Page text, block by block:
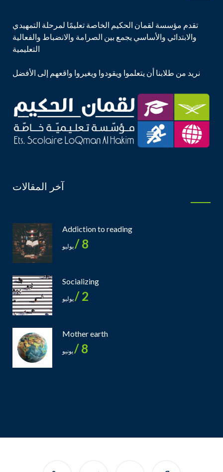
تقدم مؤسسة لقمان الحكيم الخاصة تعليمًا لمرحلة التمهيدي
والابتدائي والأساسي يجمع بين الصرامة والانضباط والفعالية
التعليمية
نريد من طلابنا أن يتعلموا ويقودوا ويغيروا واقعهم إلى الأفضل
آخر المقالات
Addiction to reading
8 / يوليو
Socializing
2 / يوليو
Mother earth
8 / يونيو